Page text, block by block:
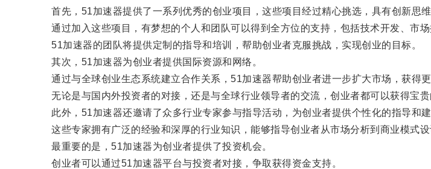
首先，51加速器提供了一系列优秀的创业项目，这些项目经过精心挑选，具有创新思维
通过加入这些项目，有梦想的个人和团队可以得到全方位的支持，包括技术开发、市场
51加速器的团队将提供定制的指导和培训，帮助创业者克服挑战，实现创业的目标。
其次，51加速器为创业者提供国际资源和网络。
通过与全球创业生态系统建立合作关系，51加速器帮助创业者进一步扩大市场，获得更
无论是与国内外投资者的对接，还是与全球行业领导者的交流，创业者都可以获得宝贵
此外，51加速器还邀请了众多行业专家参与指导活动，为创业者提供个性化的指导和建
这些专家拥有广泛的经验和深厚的行业知识，能够指导创业者从市场分析到商业模式设
最重要的是，51加速器为创业者提供了投资机会。
创业者可以通过51加速器平台与投资者对接，争取获得资金支持。